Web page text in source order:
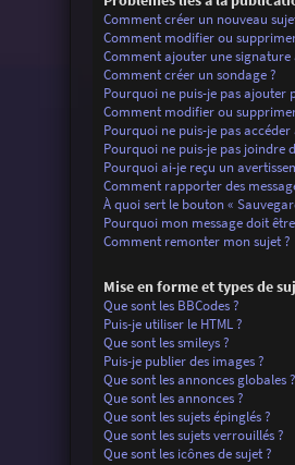
Comment créer un nouveau
Comment modifier ou
Comment ajouter une signature
Comment créer un sondage ?
Pourquoi ne puis-je pas ajouter
Comment modifier ou
Pourquoi ne puis-je pas
Pourquoi ne puis-je pas joindre
Pourquoi ai-je reçu un
Comment rapporter des
À quoi sert le bouton «
Pourquoi mon message doit
Comment remonter mon sujet ?
Mise en forme et types de
Que sont les BBCodes ?
Puis-je utiliser le HTML ?
Que sont les smileys ?
Puis-je publier des images ?
Que sont les annonces globales ?
Que sont les annonces ?
Que sont les sujets épinglés ?
Que sont les sujets verrouillés ?
Que sont les icônes de sujet ?